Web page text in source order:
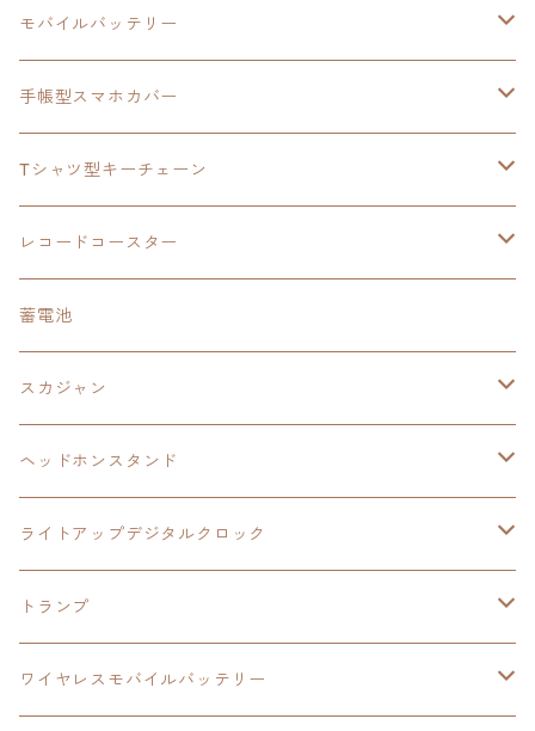
シャツ
手帳型スマホカバー
閃の軌跡Ⅲ
モバイルバッテリー
手帳型スマホカバー
閃の軌跡Ⅳ
手帳型スマホカバー
モバイルバッテリー
置くだけスピーカー
飾れるはがき
軌跡シリーズ
トランプ
カーマグネット
閃の軌跡Ⅱ
トランプ
イースⅨ
手帳型スマホカバー
モバイルバッテリー
零の軌跡：改
碧の軌跡：改
創の軌跡
ケーブルステージ
イラストフレームクロック
40周年記念
黎の軌跡
手帳型スマホカバー
ウルトラマンシリーズ
日本ファルコム
閃の軌跡Ⅲ
軌跡シリーズ
モバイルバッテリー
ウルトラマン
鷹の爪
イースⅧ
東亰ザナドゥ
阪神タイガース
閃の軌跡Ⅲ
ソーラーパネル
LEDライト付き
閃の軌跡Ⅳ
手帳型スマホカバー
鷹の爪団
イースⅧ
閃の軌跡Ⅲ
閃の軌跡Ⅳ
イースⅨ
零の軌跡：改
碧の軌跡：改
創の軌跡
Tシャツ型キーチェーン
日本ファルコム
閃の軌跡Ⅲ
レコードコースター
日本ファルコム
閃の軌跡
蓄電池
スカジャン
サンリオ
ワンピース
今日から俺は！！
ゴジラ
ヘッドホンスタンド
閃の軌跡Ⅳ
イースⅨ
零の軌跡：改
ライトアップデジタルクロック
閃の軌跡Ⅳ
イースⅨ
トランプ
日本ファルコム
ワイヤレスモバイルバッテリー